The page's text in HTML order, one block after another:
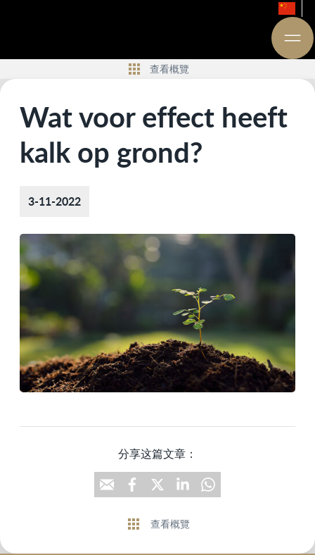
查看概覽
Wat voor effect heeft
kalk op grond?
3-11-2022
分享这篇文章：
查看概覽